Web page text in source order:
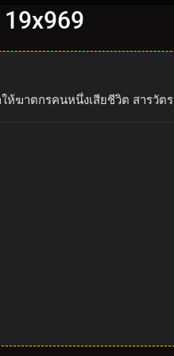
ให้ฆาตกรคนหนึ่งเสียชีวิต สารวั